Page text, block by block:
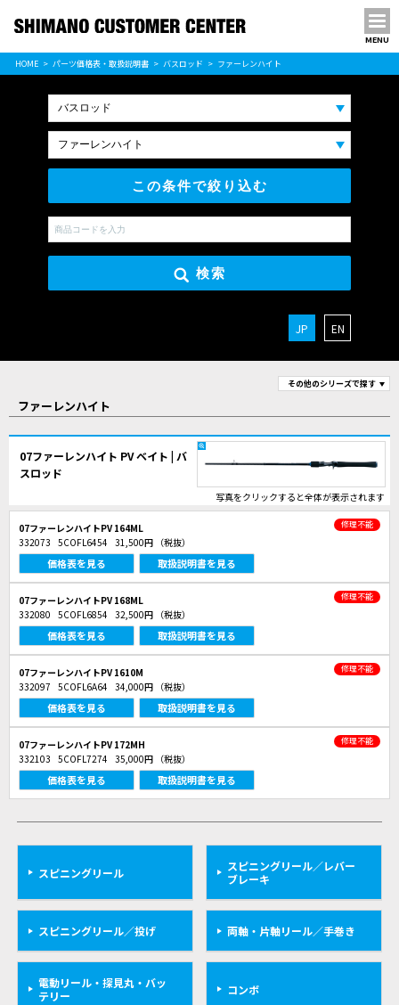
MENU
パーツ価格表
PARTS LIST
HOME パーツ価格表・取扱説明書 バスロッド ファーレンハイト
この条件で絞り込む
検索
JP EN
その他のシリーズで探す
ファーレンハイト
07ファーレンハイト PV ベイト | バ
スロッド
写真をクリックすると全体が表示されます
07ファーレンハイトPV 164ML 修理不能
332073 5COFL6454 31,500円 （税抜）
価格表を見る 取扱説明書を見る
07ファーレンハイトPV 168ML 修理不能
332080 5COFL6854 32,500円 （税抜）
価格表を見る 取扱説明書を見る
07ファーレンハイトPV 1610M 修理不能
332097 5COFL6A64 34,000円 （税抜）
価格表を見る 取扱説明書を見る
07ファーレンハイトPV 172MH 修理不能
332103 5COFL7274 35,000円 （税抜）
価格表を見る 取扱説明書を見る
スピニングリール
スピニングリール／レバー
ブレーキ
スピニングリール／投げ 両軸・片軸リール／手巻き
電動リール・探見丸・バッ
テリー
コンボ